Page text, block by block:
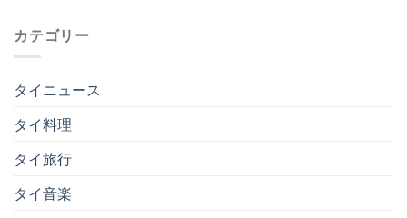
カテゴリー
タイニュース
タイ料理
タイ旅行
タイ音楽